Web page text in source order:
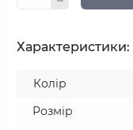
Характеристики:
Колір
Розмір